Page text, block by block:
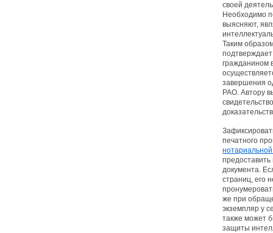
своей
Необходимо
выясняют,
Таким
гражданином
завершения
РАО. Автору
печатного
документа.
страниц, его
же при
экземпляр у
также может
защиты